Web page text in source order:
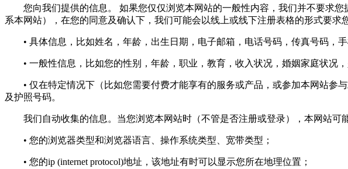
您向我们提供的信息。 如果您仅仅浏览本网站的一般性内容，我们并不要求您
系本网站），在您的同意及确认下，我们可能会以线上或线下注册表格的形式要求
• 具体信息，比如姓名，年龄，出生日期，电子邮箱，电话号码，传真号码，手
• 一般性信息，比如您的性别，年龄，职业，教育，收入状况，婚姻家庭状况，
• 仅在特定情况下（比如您需要付费才能享有的服务或产品，或参加本网站参
及护照号码。
我们自动收集的信息。当您浏览本网站时（不管是否注册或登录），本网站可
• 您的浏览器类型和浏览器语言、操作系统类型、宽带类型；
• 您的ip (internet protocol)地址，该地址有时可以显示您所在地理位置；